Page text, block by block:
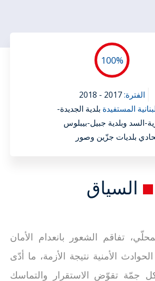
الفترة: 2017 - 2018
100%
المستفيدة بلدية الجديدة-
السد وبلدية جبيل-بيبلوس
بلديات جزّين وصور
السياق
تفاقم الشعور بانعدام الأمان
الأمنية نتيجة الأزمة، ما أدّى
جمّة تقوّض الاستقرار والتماسك